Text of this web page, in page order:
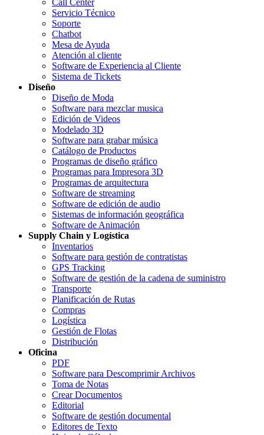
Servicio Técnico
Soporte
Chatbot
Mesa de Ayuda
Atención al cliente
Software de Experiencia al Cliente
Sistema de Tickets
Diseño
Diseño de Moda
Software para mezclar musica
Edición de Videos
Modelado 3D
Software para grabar música
Catálogo de Productos
Programas de diseño gráfico
Programas para Impresora 3D
Programas de arquitectura
Software de streaming
Software de edición de audio
Sistemas de información geográfica
Software de Animación
Supply Chain y Logística
Inventarios
Software para gestión de contratistas
GPS Tracking
Software de gestión de la cadena de suministro
Transporte
Planificación de Rutas
Compras
Logística
Gestión de Flotas
Distribución
Oficina
PDF
Software para Descomprimir Archivos
Toma de Notas
Crear Documentos
Editorial
Software de gestión documental
Editores de Texto